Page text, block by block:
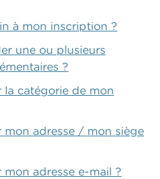
à mon inscription ?
une ou plusieurs
?
catégorie de mon
adresse / mon siège
adresse e-mail ?